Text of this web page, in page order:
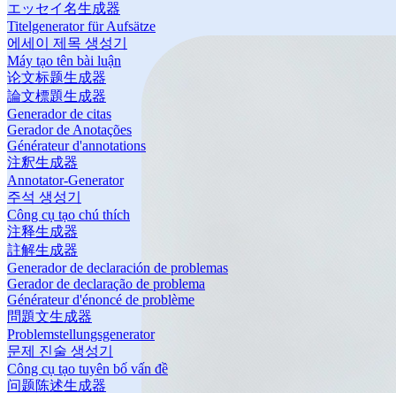
エッセイ名生成器
Titelgenerator für Aufsätze
에세이 제목 생성기
Máy tạo tên bài luận
论文标题生成器
論文標題生成器
Generador de citas
Gerador de Anotações
Générateur d'annotations
注釈生成器
Annotator-Generator
주석 생성기
Công cụ tạo chú thích
注释生成器
註解生成器
Generador de declaración de problemas
Gerador de declaração de problema
Générateur d'énoncé de problème
問題文生成器
Problemstellungsgenerator
문제 진술 생성기
Công cụ tạo tuyên bố vấn đề
问题陈述生成器